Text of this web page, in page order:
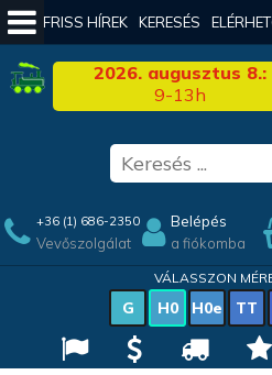
FRISS HÍREK KERESÉS
2026. augusztus 8.:
9-13h
+36 (1) 686-2350
Vevőszolgálat
Belépés
a fiókomba
VÁLASSZON
G H0 H0e TT